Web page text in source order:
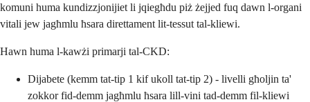
komuni huma kundizzjonijiet li jqiegħdu piż żejjed fuq dawn l-organi
vitali jew jagħmlu ħsara direttament lit-tessut tal-kliewi.
Hawn huma l-kawżi primarji tal-CKD:
Dijabete (kemm tat-tip 1 kif ukoll tat-tip 2) - livelli għoljin ta'
zokkor fid-demm jagħmlu ħsara lill-vini tad-demm fil-kliewi